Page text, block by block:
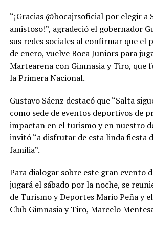
“¡Gracias @bocajrsoficial por elegir a
amistoso!”, agradeció el gobernador
sus redes sociales al confirmar que el
de enero, vuelve Boca Juniors para
Martearena con Gimnasia y Tiro, que
la Primera Nacional.
Gustavo Sáenz destacó que “Salta
como sede de eventos deportivos de
impactan en el turismo y en nuestro
invitó “a disfrutar de esta linda fiesta
familia”.
Para dialogar sobre este gran evento
jugará el sábado por la noche, se
de Turismo y Deportes Mario Peña y
Club Gimnasia y Tiro, Marcelo